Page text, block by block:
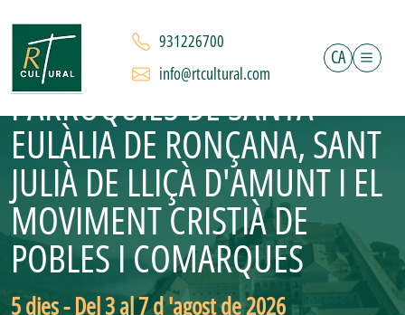
931226700
info@rtcultural.com
CA
RUTA DE SANT BENET I
SANTA RITA - AMB LES
PARRÒQUIES DE SANTA
EULÀLIA DE RONÇANA, SANT
JULIÀ DE LLIÇÀ D'AMUNT I EL
MOVIMENT CRISTIÀ DE
POBLES I COMARQUES
5 dies - Del 3 al 7 d 'agost de 2026